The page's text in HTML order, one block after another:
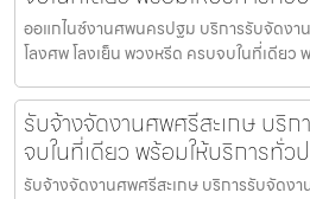
ออแกไนซ์งานศพนครปฐม บริการรับจัดงา
โลงศพ โลงเย็น พวงหรีด ครบจบในที่เดียว
รับจ้างจัดงานศพศรีสะเกษ บริ
จบในที่เดียว พร้อมให้บริการทั่ว
รับจ้างจัดงานศพศรีสะเกษ บริการรับจัดง